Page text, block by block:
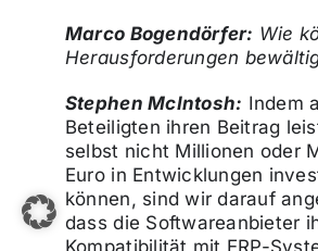
Marco Bogendörfer: Wie
Herausforderungen
Stephen McIntosh: Indem
Beteiligten ihren Beitrag
selbst nicht Millionen oder
Euro in Entwicklungen
können, sind wir darauf
dass die Softwareanbieter
Kompatibilität mit ERP-